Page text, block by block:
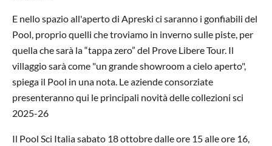
E nello spazio all'aperto di Apreski ci saranno i gonfiabili del
Pool, proprio quelli che troviamo in inverno sulle piste, per
quella che sarà la “tappa zero” del Prove Libere Tour. Il
villaggio sarà come "un grande showroom a cielo aperto",
spiega il Pool in una nota. Le aziende consorziate
presenteranno qui le principali novità delle collezioni sci
2025-26
Il Pool Sci Italia sabato 18 ottobre dalle ore 15 alle ore 16,